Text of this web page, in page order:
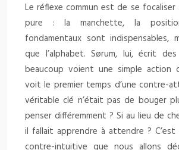
Le réflexe commun est de se
pure : la manchette, la
fondamentaux sont indispensables,
que l’alphabet. Sørum, lui, écrit
beaucoup voient une simple action
voit le premier temps d’une contre-
véritable clé n’était pas de bouger
penser différemment ? Si au lieu de
il fallait apprendre à attendre ?
contre-intuitive que nous allons